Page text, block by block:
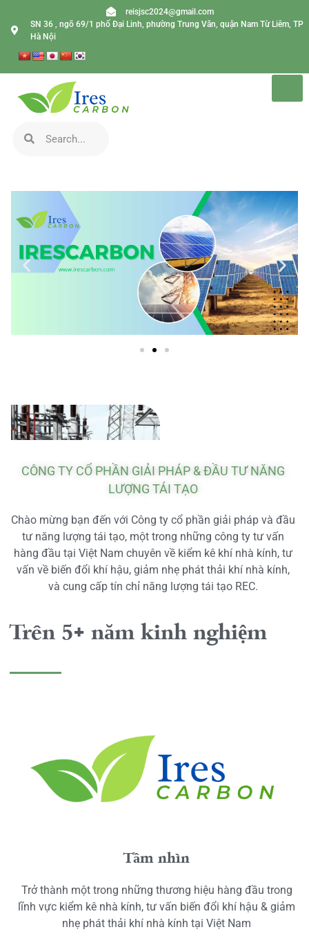
reisjsc2024@gmail.com
SN 36 , ngõ 69/1 phố Đại Linh, phường Trung Văn, quận Nam Từ Liêm, TP
Hà Nội
CÔNG TY CỔ PHẦN GIẢI PHÁP & ĐẦU TƯ NĂNG
LƯỢNG TÁI TẠO
Chào mừng bạn đến với Công ty cổ phần giải pháp và đầu
tư năng lượng tái tạo, một trong những công ty tư vấn
hàng đầu tại Việt Nam chuyên về kiểm kê khí nhà kính, tư
vấn về biến đổi khí hậu, giảm nhẹ phát thải khí nhà kính,
và cung cấp tín chỉ năng lượng tái tạo REC.
Trên 5+ năm kinh nghiệm
Tầm nhìn
Trở thành một trong những thương hiệu hàng đầu trong
lĩnh vực kiểm kê nhà kính, tư vấn biến đổi khí hậu & giảm
nhẹ phát thải khí nhà kính tại Việt Nam